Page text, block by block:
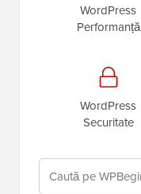
WordPress
Performanță
WordPress
Securitate